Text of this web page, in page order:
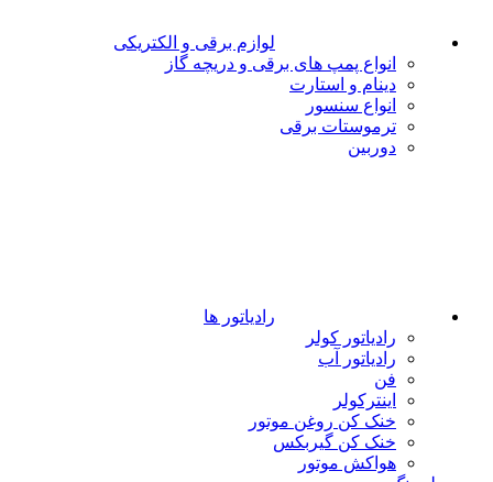
لوازم برقی و الکتریکی
انواع پمپ های برقی و دریچه گاز
دینام و استارت
انواع سنسور
ترموستات برقی
دوربین
رادیاتور ها
رادیاتور کولر
رادیاتور آب
فن
اینترکولر
خنک کن روغن موتور
خنک کن گیربکس
هواکش موتور